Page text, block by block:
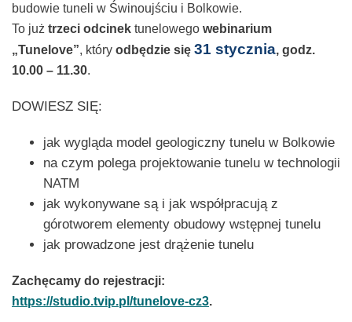
budowie tuneli w Świnoujściu i Bolkowie.
To już trzeci odcinek tunelowego webinarium
„Tunelove”, który odbędzie się 31 stycznia, godz.
10.00 – 11.30.
DOWIESZ SIĘ:
jak wygląda model geologiczny tunelu w Bolkowie
na czym polega projektowanie tunelu w technologii
NATM
jak wykonywane są i jak współpracują z
górotworem elementy obudowy wstępnej tunelu
jak prowadzone jest drążenie tunelu
Zachęcamy do rejestracji:
https://studio.tvip.pl/tunelove-cz3.